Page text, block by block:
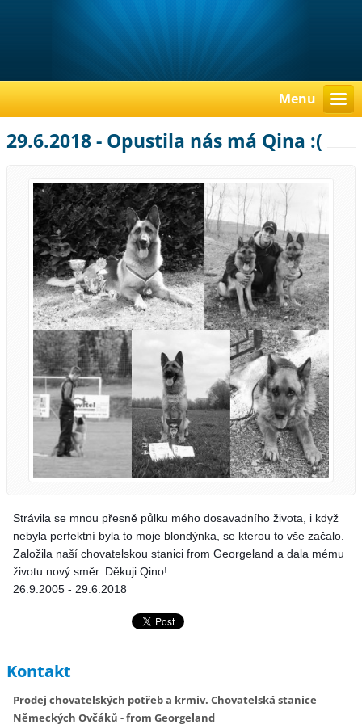
Menu
29.6.2018 - Opustila nás má Qina :(
Strávila se mnou přesně půlku mého dosavadního života, i když
nebyla perfektní byla to moje blondýnka , se kterou to vše začalo.
Založila naší chovatelskou stanici from Georgeland a dala mému
životu nový směr. Děkuji Qino!
26.9.2005 - 29.6.2018
Kontakt
Prodej chovatelských potřeb a krmiv. Chovatelská stanice
Německých Ovčáků - from Georgeland